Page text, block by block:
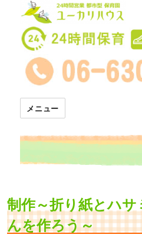
24時間託児所 ユー
メニュー
制作～折り紙とハ
んを作ろう～